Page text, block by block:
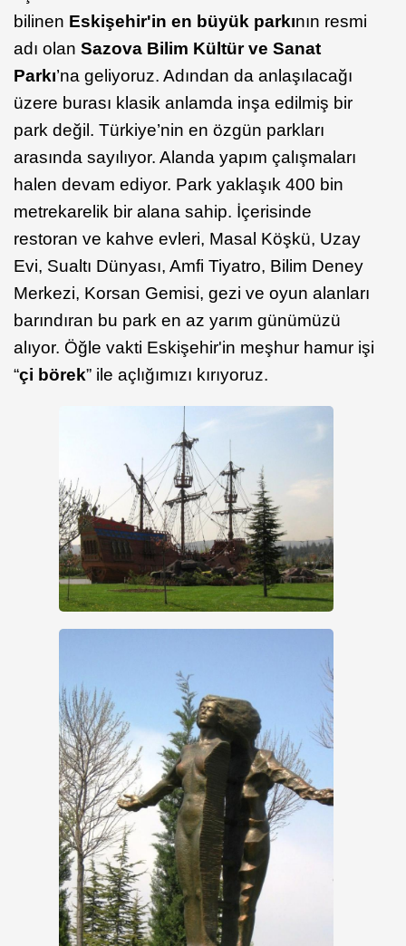
bilinen Eskişehir'in en büyük parkının resmi
adı olan Sazova Bilim Kültür ve Sanat
Parkı’na geliyoruz. Adından da anlaşılacağı
üzere burası klasik anlamda inşa edilmiş bir
park değil. Türkiye’nin en özgün parkları
arasında sayılıyor. Alanda yapım çalışmaları
halen devam ediyor. Park yaklaşık 400 bin
metrekarelik bir alana sahip. İçerisinde
restoran ve kahve evleri, Masal Köşkü, Uzay
Evi, Sualtı Dünyası, Amfi Tiyatro, Bilim Deney
Merkezi, Korsan Gemisi, gezi ve oyun alanları
barındıran bu park en az yarım günümüzü
alıyor. Öğle vakti Eskişehir'in meşhur hamur işi
“çi börek” ile açlığımızı kırıyoruz.